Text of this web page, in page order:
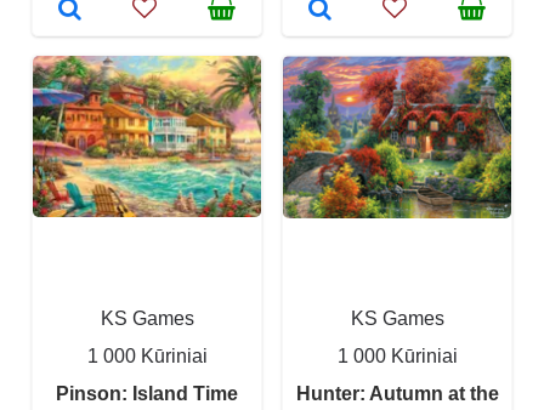
KS Games
1 000 Kūriniai
Pinson: Island Time
KS Games
1 000 Kūriniai
Hunter: Autumn at the